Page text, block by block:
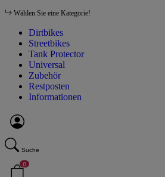
Wählen Sie eine Kategorie!
Dirtbikes
Streetbikes
Tank Protector
Universal
Zubehör
Restposten
Informationen
Suche
0